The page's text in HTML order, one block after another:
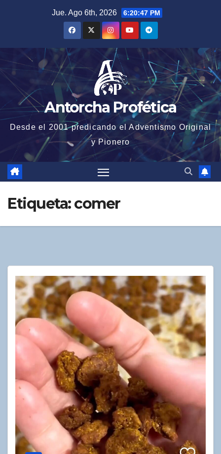
Jue. Ago 6th, 2026 6:20:48 PM
Antorcha Profética
Desde el 2001 predicando el Adventismo Original
y Pionero
Etiqueta:comer